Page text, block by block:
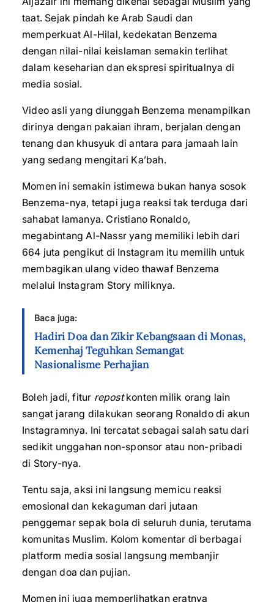
taat. Sejak pindah ke Arab Saudi dan
memperkuat Al-Hilal, kedekatan Benzema
dengan nilai-nilai keislaman semakin terlihat
dalam keseharian dan ekspresi spiritualnya di
media sosial.
Video asli yang diunggah Benzema menampilkan
dirinya dengan pakaian ihram, berjalan dengan
tenang dan khusyuk di antara para jamaah lain
yang sedang mengitari Ka’bah.
Momen ini semakin istimewa bukan hanya sosok
Benzema-nya, tetapi juga reaksi tak terduga dari
sahabat lamanya. Cristiano Ronaldo,
megabintang Al-Nassr yang memiliki lebih dari
664 juta pengikut di Instagram itu memilih untuk
membagikan ulang video thawaf Benzema
melalui Instagram Story miliknya.
Baca juga:
Hadiri Doa dan Zikir Kebangsaan di Monas,
Kemenhaj Teguhkan Semangat
Nasionalisme Perhajian
Boleh jadi, fitur repostkonten milik orang lain
sangat jarang dilakukan seorang Ronaldo di akun
Instagramnya. Ini tercatat sebagai salah satu dari
sedikit unggahan non-sponsor atau non-pribadi
di Story-nya.
Tentu saja, aksi ini langsung memicu reaksi
emosional dan kekaguman dari jutaan
penggemar sepak bola di seluruh dunia, terutama
komunitas Muslim. Kolom komentar di berbagai
platform media sosial langsung membanjir
dengan doa dan pujian.
Momen ini juga memperlihatkan eratnya